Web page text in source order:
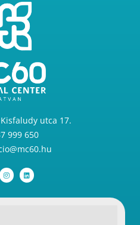
utca 17.
999 650